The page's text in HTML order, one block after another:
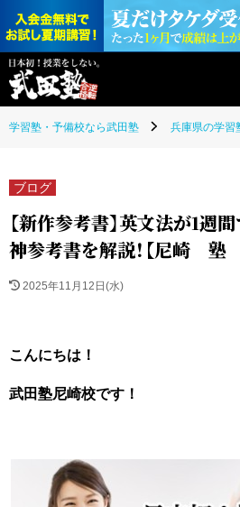
学習塾・予備校なら武田塾 兵庫県の学習
ブログ
【新作参考書】英文法が1週
神参考書を解説！【尼崎 塾
2025年11月12日(水)
こんにちは！
武田塾尼崎校です！